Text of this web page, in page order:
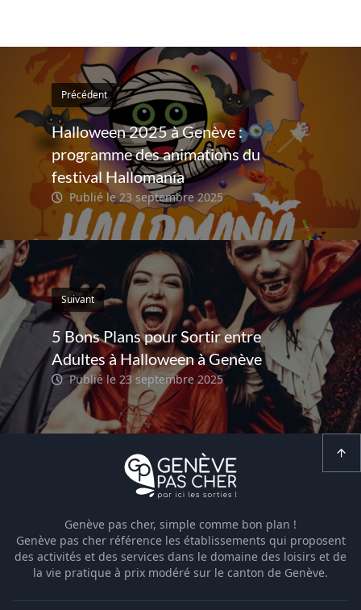
Précédent
Halloween 2025 à Genève :
programme des animations du
festival Hallomania
Publié le 23 septembre 2025
Suivant
5 Bons Plans pour Sortir entre
Adultes à Halloween à Genève
Publié le 23 septembre 2025
Genève pas cher, simple comme bon plan !
Genève pas cher référence les établissements qui proposent
des activités et des services dans le domaine des loisirs et de
la vie pratique à prix modéré sur le canton de Genève.